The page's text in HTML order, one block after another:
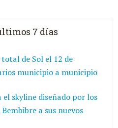
7 días
de Sol el 12 de
municipio a municipio
skyline diseñado por los
a sus nuevos